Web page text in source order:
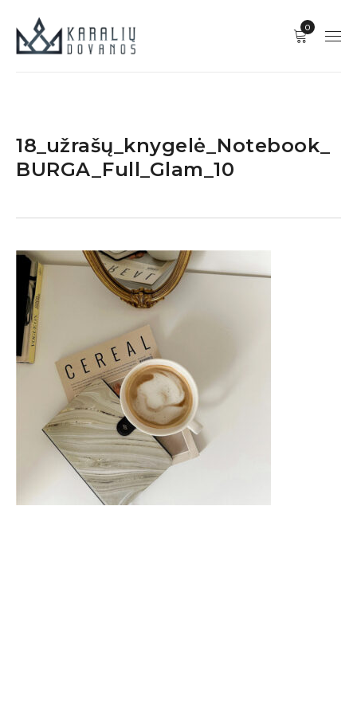
0
18_užrašų_knygelė_Notebook_
BURGA_Full_Glam_10